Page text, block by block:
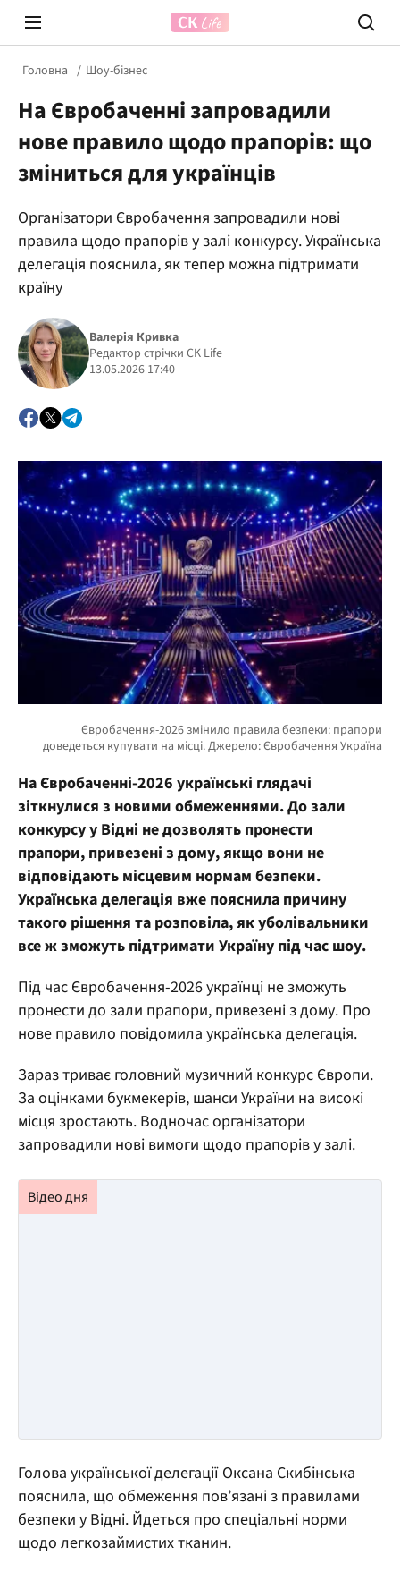
Prosecco Time
Головна Шоу-бізнес
На Євробаченні запровадили
нове правило щодо прапорів: що
зміниться для українців
Організатори Євробачення запровадили нові
правила щодо прапорів у залі конкурсу. Українська
делегація пояснила, як тепер можна підтримати
країну
Валерія Кривка
Редактор стрічки CK Life
13.05.2026 17:40
На Євробаченні-2026 українські глядачі
зіткнулися з новими обмеженнями. До зали
конкурсу у Відні не дозволять пронести
прапори, привезені з дому, якщо вони не
відповідають місцевим нормам безпеки.
Українська делегація вже пояснила причину
такого рішення та розповіла, як уболівальники
все ж зможуть підтримати Україну під час шоу.
Під час Євробачення-2026 українці не зможуть
пронести до зали прапори, привезені з дому. Про
нове правило повідомила українська делегація.
Зараз триває головний музичний конкурс Європи.
За оцінками букмекерів, шанси України на високі
місця зростають. Водночас організатори
запровадили нові вимоги щодо прапорів у залі.
Голова української делегації Оксана Скибінська
пояснила, що обмеження пов’язані з правилами
безпеки у Відні. Йдеться про спеціальні норми
щодо легкозаймистих тканин.